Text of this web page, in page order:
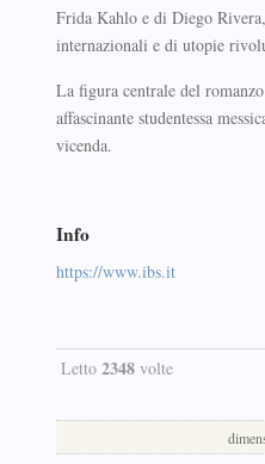
Frida Kahlo e di Diego
internazionali e di utopie
La figura centrale del
affascinante studentessa
vicenda.
Info
https://www.ibs.it
Letto 2348volte